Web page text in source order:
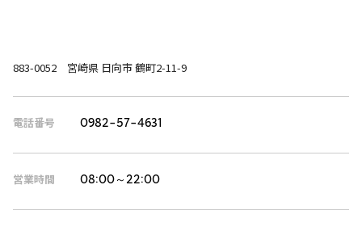
883-0052 宮崎県 日向市 鶴町2-11-9
電話番号 0982-57-4631
営業時間 08:00～22:00